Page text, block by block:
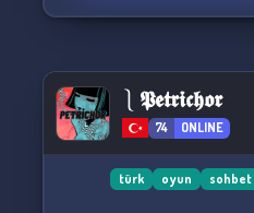
🔹 İspanyol shitpostları:
shitpostları
🔹 Etkinlikler: Gartic,
daha
⎱ 𝕻𝖊𝖙𝖗𝖎𝖈𝖍𝖔𝖗
74 ONLINE
türk oyun sohbet